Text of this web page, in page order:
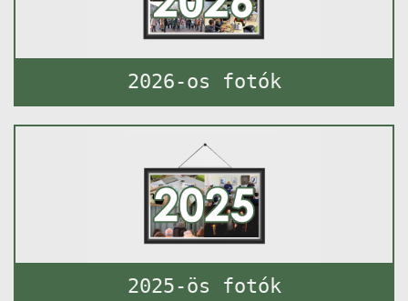
2026-os fotók
2025-ös fotók